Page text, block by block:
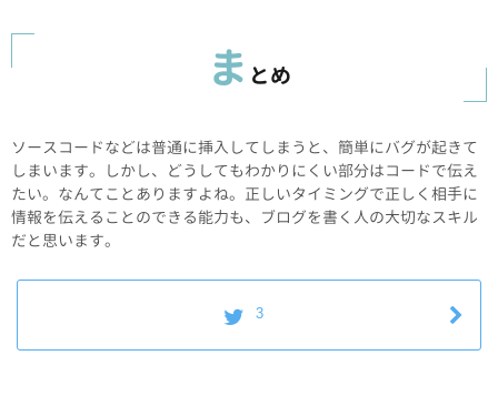
ま とめ
ソースコードなどは普通に挿入してしまうと、簡単にバグが起きて
しまいます。しかし、どうしてもわかりにくい部分はコードで伝え
たい。なんてことありますよね。正しいタイミングで正しく相手に
情報を伝えることのできる能力も、ブログを書く人の大切なスキル
だと思います。
3